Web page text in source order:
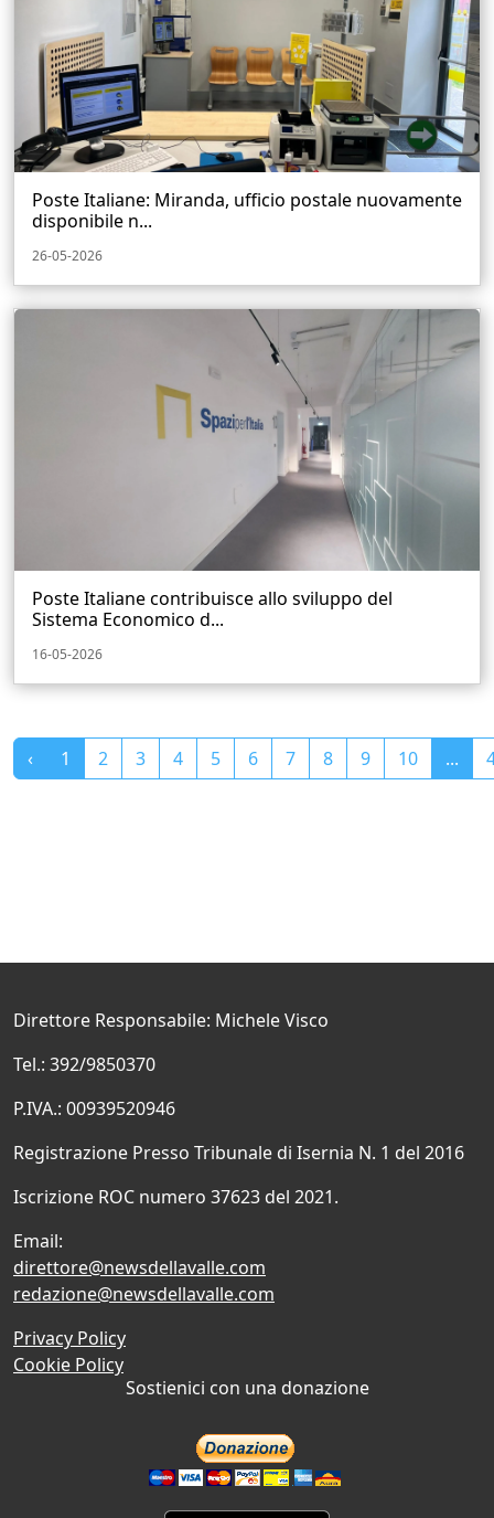
Poste Italiane: Miranda, ufficio postale nuovamente
disponibile n...
26-05-2026
Poste Italiane contribuisce allo sviluppo del
Sistema Economico d...
16-05-2026
‹ 1 2 3 4 5 6 7 8 9 10 ...
Direttore Responsabile: Michele Visco
Tel.: 392/9850370
P.IVA.: 00939520946
Registrazione Presso Tribunale di Isernia N. 1 del 2016
Iscrizione ROC numero 37623 del 2021.
Email:
direttore@newsdellavalle.com
redazione@newsdellavalle.com
Privacy Policy
Cookie Policy
Sostienici con una donazione